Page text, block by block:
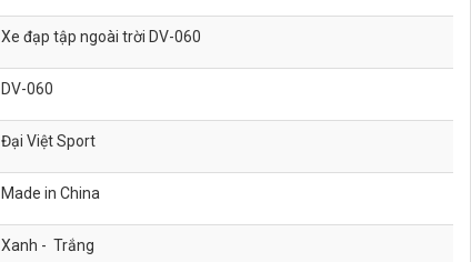
Xe đạp tập ngoài trời DV-060
DV-060
Đại Việt Sport
Made in China
Xanh - Trắng